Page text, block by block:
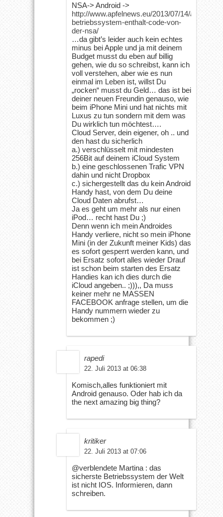
NSA-> Android ->
http://www.apfelnews.eu/2013/07/14/android-
betriebssystem-enthalt-code-von-
der-nsa/
…da gibt’s leider auch kein echtes
minus bei Apple und ja mit deinem
Budget musst du eben auf billig
gehen, wie du so schreibst, kann ich
voll verstehen, aber wie es nun
einmal im Leben ist, willst Du
„rocken“ musst du Geld… das ist bei
deiner neuen Freundin genauso, wie
beim iPhone Mini und hat nichts mit
Luxus zu tun sondern mit dem was
Du wirklich tun möchtest….
Cloud Server, dein eigener, oh .. und
den hast du sicherlich
a.) verschlüsselt mit mindesten
256Bit auf deinem iCloud System
b.) eine geschlossenen Trafic VPN
dahin und nicht Dropbox
c.) sichergestellt das du kein Android
Handy hast, von dem Du deine
Cloud Daten abrufst…
Ja es geht um mehr als nur einen
iPod… recht hast Du ;)
Denn wenn ich mein Androides
Handy verliere, nicht so mein iPhone
Mini (in der Zukunft meiner Kids) das
es sofort gesperrt werden kann, und
bei Ersatz sofort alles wieder Drauf
ist schon beim starten des Ersatz
Handies kan ich dies durch die
iCloud angeben.. ;))),, Da muss
keiner mehr ne MASSEN
FACEBOOK anfrage stellen, um die
Handy nummern wieder zu
bekommen ;)
rapedi
22. Juli 2013 at 06:38
Komisch,alles funktioniert mit
Android genauso. Oder hab ich da
the next amazing big thing?
kritiker
22. Juli 2013 at 07:06
@verblendete Martina : das
sicherste Betriebssystem der Welt
ist nicht IOS. Informieren, dann
schreiben.